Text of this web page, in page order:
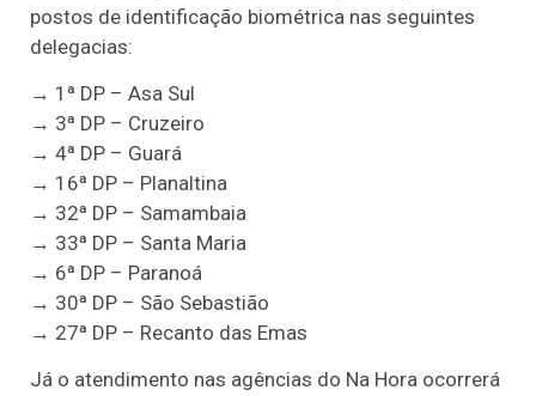
postos de identificação biométrica nas seguintes
delegacias:
→ 1ª DP – Asa Sul
→ 3ª DP – Cruzeiro
→ 4ª DP – Guará
→ 16ª DP – Planaltina
→ 32ª DP – Samambaia
→ 33ª DP – Santa Maria
→ 6ª DP – Paranoá
→ 30ª DP – São Sebastião
→ 27ª DP – Recanto das Emas
Já o atendimento nas agências do Na Hora ocorrerá